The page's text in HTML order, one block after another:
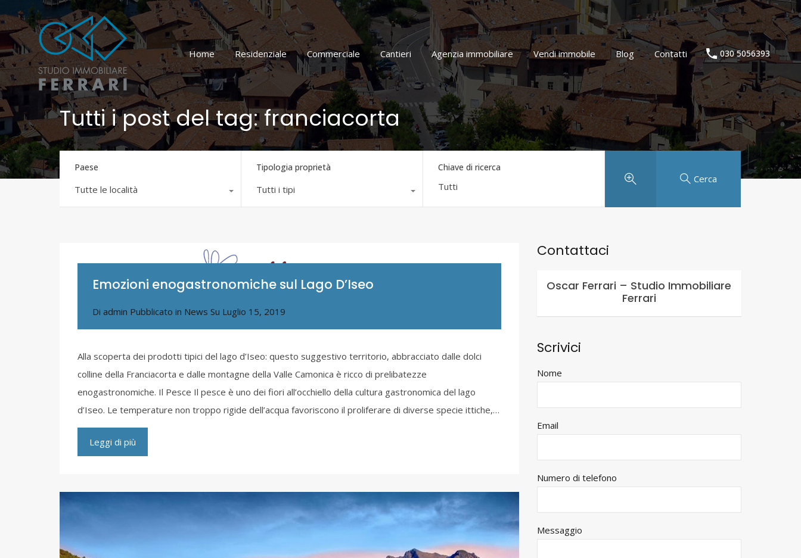
Home Residenziale Commerciale Cantieri Agenzia immobiliare Vendi immobile Blog
Contatti
Home
Residenziale Commerciale Cantieri Agenzia immobiliare Vendi immobile Blog Contatti 030 5056393
Tutti i post del tag: franciacorta
Paese
Tutte le località
Tipologia proprietà
Tutti i tipi
Chiave di ricerca
Cerca
Emozioni enogastronomiche sul Lago D’Iseo
Di admin Pubblicato in News Su Luglio 15, 2019
Alla scoperta dei prodotti tipici del lago d’Iseo: questo suggestivo territorio, abbracciato dalle dolci
colline della Franciacorta e dalle montagne della Valle Camonica è ricco di prelibatezze
enogastronomiche. Il Pesce Il pesce è uno dei fiori all’occhiello della cultura gastronomica del lago
d’Iseo. Le temperature non troppo rigide dell’acqua favoriscono il proliferare di diverse specie ittiche,…
Leggi di più
Contattaci
Oscar Ferrari – Studio Immobiliare
Ferrari
Scrivici
Nome
Email
Numero di telefono
Messaggio